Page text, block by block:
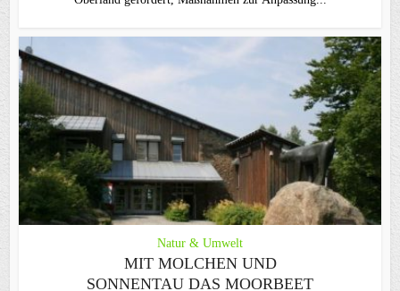
Natur & Umwelt
MIT MOLCHEN UND
SONNENTAU DAS MOORBEET